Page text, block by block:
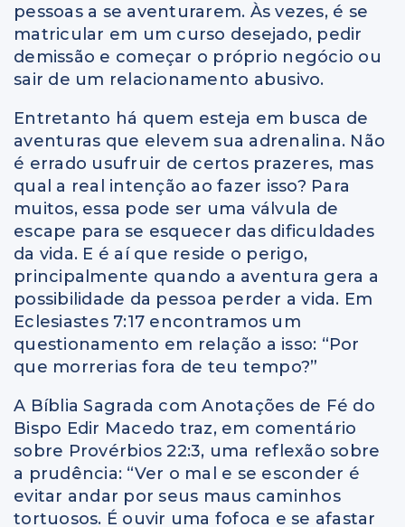
pessoas a se aventurarem. Às vezes, é se
matricular em um curso desejado, pedir
demissão e começar o próprio negócio ou
sair de um relacionamento abusivo.
Entretanto há quem esteja em busca de
aventuras que elevem sua adrenalina. Não
é errado usufruir de certos prazeres, mas
qual a real intenção ao fazer isso? Para
muitos, essa pode ser uma válvula de
escape para se esquecer das dificuldades
da vida. E é aí que reside o perigo,
principalmente quando a aventura gera a
possibilidade da pessoa perder a vida. Em
Eclesiastes 7:17 encontramos um
questionamento em relação a isso: “Por
que morrerias fora de teu tempo?”
A Bíblia Sagrada com Anotações de Fé do
Bispo Edir Macedo traz, em comentário
sobre Provérbios 22:3, uma reflexão sobre
a prudência: “Ver o mal e se esconder é
evitar andar por seus maus caminhos
tortuosos. É ouvir uma fofoca e se afastar